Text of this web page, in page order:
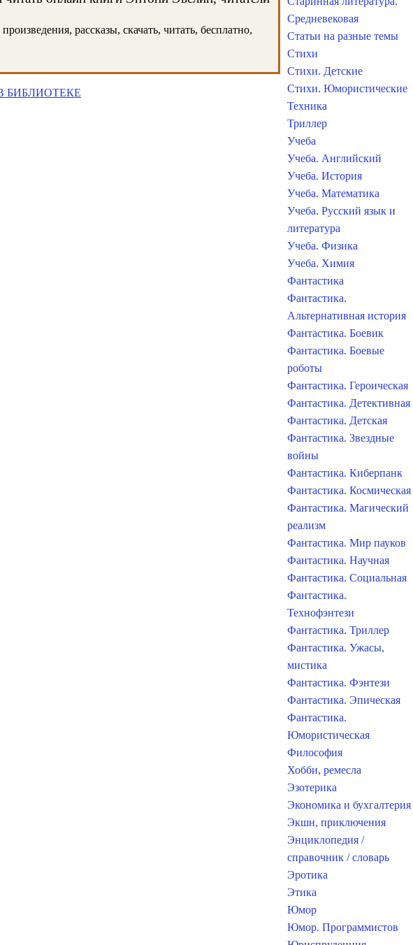
рассказы, скачать, читать, бесплатно,
БИБЛИОТЕКЕ
Средневековая
Статьи на разные темы
Стихи
Стихи. Детские
Стихи. Юмористические
Техника
Триллер
Учеба
Учеба. Английский
Учеба. История
Учеба. Математика
Учеба. Русский язык и
литература
Учеба. Физика
Учеба. Химия
Фантастика
Фантастика.
Альтернативная история
Фантастика. Боевик
Фантастика. Боевые
роботы
Фантастика. Героическая
Фантастика. Детективная
Фантастика. Детская
Фантастика. Звездные
войны
Фантастика. Киберпанк
Фантастика. Космическая
Фантастика. Магический
реализм
Фантастика. Мир пауков
Фантастика. Научная
Фантастика. Социальная
Фантастика.
Технофэнтези
Фантастика. Триллер
Фантастика. Ужасы,
мистика
Фантастика. Фэнтези
Фантастика. Эпическая
Фантастика.
Юмористическая
Философия
Хобби, ремесла
Эзотерика
Экономика и бухгалтерия
Экшн, приключения
Энциклопедия /
справочник / словарь
Эротика
Этика
Юмор
Юмор. Программистов